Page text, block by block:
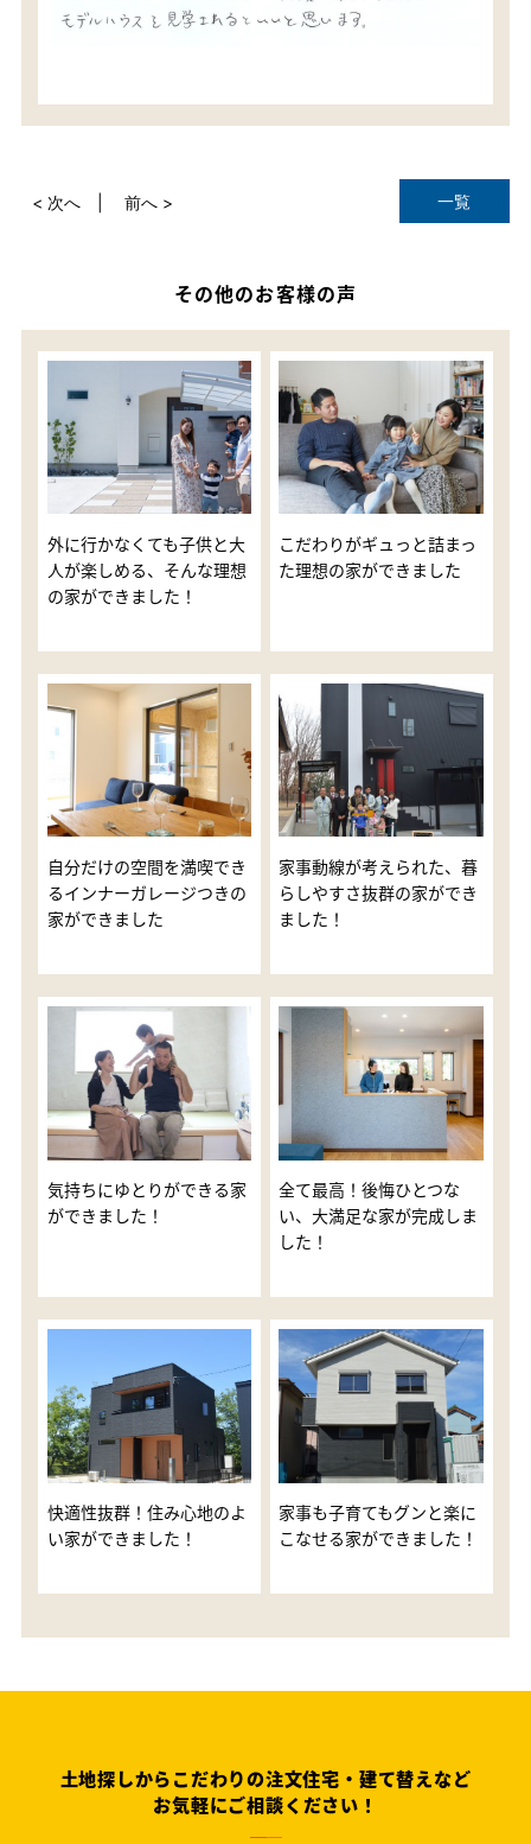
一覧
< 次へ 前へ >
その他のお客様の声
外に行かなくても子供と大
人が楽しめる、そんな理想
の家ができました！
こだわりがギュっと詰まっ
た理想の家ができました
自分だけの空間を満喫でき
るインナーガレージつきの
家ができました
家事動線が考えられた、暮
らしやすさ抜群の家ができ
ました！
気持ちにゆとりができる家
ができました！
全て最高！後悔ひとつな
い、大満足な家が完成しま
した！
快適性抜群！住み心地のよ
い家ができました！
家事も子育てもグンと楽に
こなせる家ができました！
土地探しからこだわりの注文住宅・建て替えなど
お気軽にご相談ください！